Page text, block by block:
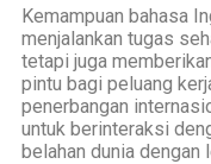
Kemampuan bahasa
menjalankan tugas
tetapi juga
pintu bagi peluang
penerbangan
untuk berinteraksi
belahan dunia dengan